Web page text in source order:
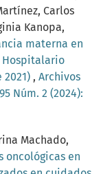
Carlos
Kanopa,
materna en
Hospitalario
, Archivos
Núm. 2 (2024):
Machado,
oncológicas en